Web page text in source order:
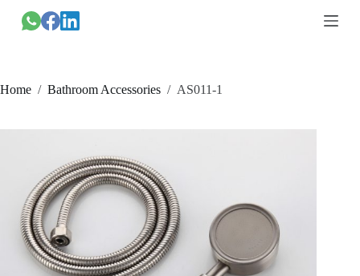
跳
过
Home / Bathroom Accessories / AS011-1